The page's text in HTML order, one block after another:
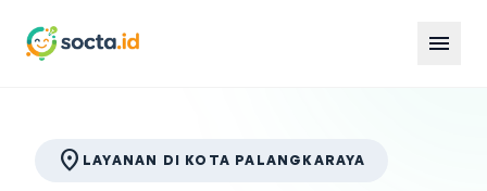
menu
location_on LAYANAN DI KOTA PALANGKARAYA